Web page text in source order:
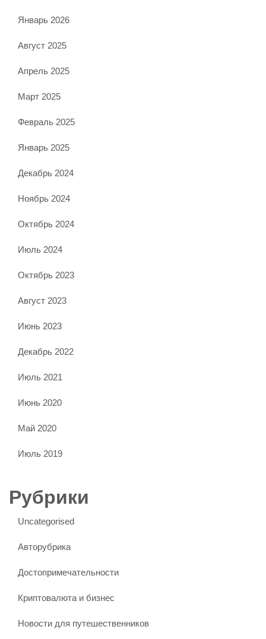
Январь 2026
Август 2025
Апрель 2025
Март 2025
Февраль 2025
Январь 2025
Декабрь 2024
Ноябрь 2024
Октябрь 2024
Июль 2024
Октябрь 2023
Август 2023
Июнь 2023
Декабрь 2022
Июль 2021
Июнь 2020
Май 2020
Июль 2019
Рубрики
Uncategorised
Авторубрика
Достопримечательности
Криптовалюта и бизнес
Новости для путешественников